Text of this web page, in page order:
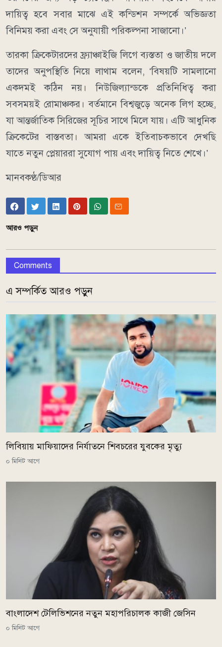
দায়িত্ব হবে সবার মাঝে এই কন্ডিশন সম্পর্কে অভিজ্ঞতা
বিনিময় করা এবং সে অনুযায়ী পরিকল্পনা সাজানো।’
তারকা ক্রিকেটারদের ফ্র্যাঞ্চাইজি লিগে ব্যস্ততা ও জাতীয় দলে
তাদের অনুপস্থিতি নিয়ে লাথাম বলেন, ‘বিষয়টি সামলানো
একদমই কঠিন নয়। নিউজিল্যান্ডকে প্রতিনিধিত্ব করা
সবসময়ই রোমাঞ্চকর। বর্তমানে বিশ্বজুড়ে অনেক লিগ হচ্ছে,
যা আন্তর্জাতিক সিরিজের সূচির সাথে মিলে যায়। এটি আধুনিক
ক্রিকেটের বাস্তবতা। আমরা একে ইতিবাচকভাবে দেখছি
যাতে নতুন প্লেয়াররা সুযোগ পায় এবং দায়িত্ব নিতে শেখে।’
মানবকণ্ঠ/ডিআর
আরও পড়ুন
Comments
এ সম্পর্কিত আরও পড়ুন
লিবিয়ায় মাফিয়াদের নির্যাতনে শিবচরের যুবকের মৃত্যু
০ মিনিট আগে
বাংলাদেশ টেলিভিশনের নতুন মহাপরিচালক কাজী জেসিন
০ মিনিট আগে